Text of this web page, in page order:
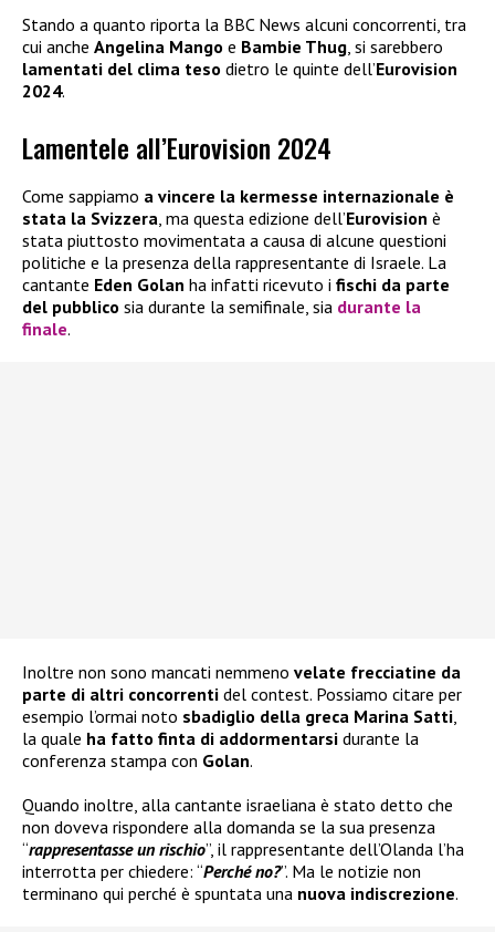
Stando a quanto riporta la BBC News alcuni concorrenti, tra
cui anche Angelina Mango e Bambie Thug, si sarebbero
lamentati del clima teso dietro le quinte dell’Eurovision
2024.
Lamentele all’Eurovision 2024
Come sappiamo a vincere la kermesse internazionale è
stata la Svizzera , ma questa edizione dell’Eurovision è
stata piuttosto movimentata a causa di alcune questioni
politiche e la presenza della rappresentante di Israele. La
cantante Eden Golan ha infatti ricevuto i fischi da parte
del pubblico sia durante la semifinale, sia durante la
finale.
Inoltre non sono mancati nemmeno velate frecciatine da
parte di altri concorrenti del contest. Possiamo citare per
esempio l’ormai noto sbadiglio della greca Marina Satti
la quale ha fatto finta di addormentarsi durante la
conferenza stampa con Golan.
Quando inoltre, alla cantante israeliana è stato detto che
non doveva rispondere alla domanda se la sua presenza
“rappresentasse un rischio”, il rappresentante dell’Olanda l’ha
interrotta per chiedere: “Perché no?”. Ma le notizie non
terminano qui perché è spuntata una nuova indiscrezione.